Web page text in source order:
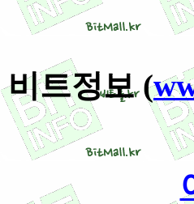
비트정보 (